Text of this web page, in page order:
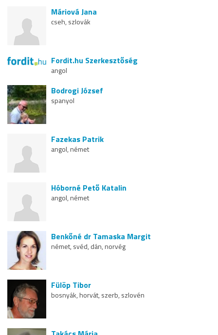
Máriová Jana
cseh, szlovák
Fordit.hu Szerkesztőség
angol
Bodrogi József
spanyol
Fazekas Patrik
angol, német
Hóborné Pető Katalin
angol, német
Benkőné dr Tamaska Margit
német, svéd, dán, norvég
Fülöp Tibor
bosnyák, horvát, szerb, szlovén